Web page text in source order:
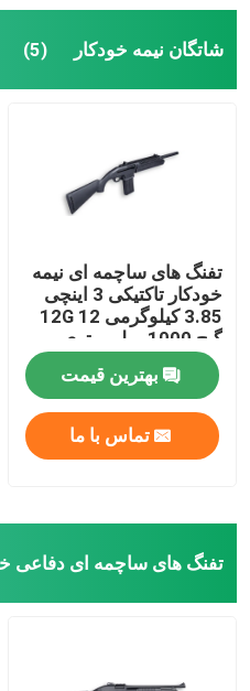
محصولات
شاتگان نیمه خودکار (5)
تفنگ های ساچمه ای نیمه
خودکار تاکتیکی 3 اینچی
3.85 کیلوگرمی 12G 12
گیج 1000 میلی متری
بهترین قیمت
تماس با ما
تفنگ های ساچمه ای دفاعی